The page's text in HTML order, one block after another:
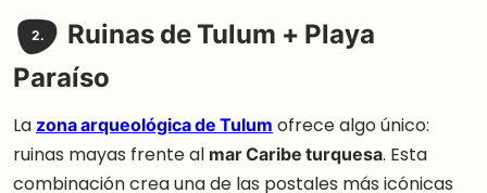
2.
Ruinas de Tulum + Playa
Paraíso
La zona arqueológica de Tulum ofrece algo único:
ruinas mayas frente al mar Caribe turquesa. Esta
combinación crea una de las postales más icónicas